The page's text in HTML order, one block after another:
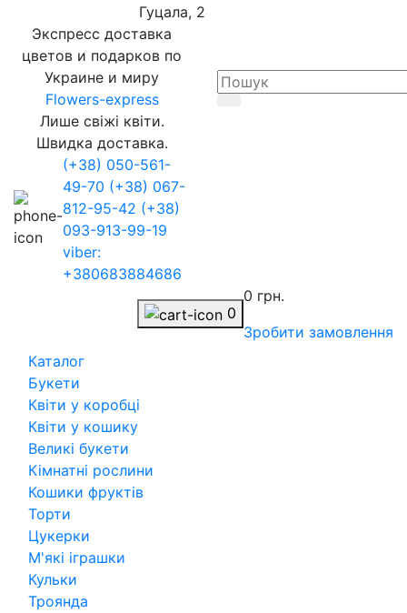
Гуцала, 2
Экспресс доставка
цветов и подарков по
Украине и миру
Flowers-express
Лише свіжі квіти.
Швидка доставка.
(+38) 050-561-
49-70 (+38) 067-
812-95-42 (+38)
093-913-99-19
viber:
+380683884686
0
0 грн.
Зробити замовлення
Каталог
Букети
Квіти у коробці
Квіти у кошику
Великі букети
Кімнатні рослини
Кошики фруктів
Торти
Цукерки
М'які іграшки
Кульки
Троянда